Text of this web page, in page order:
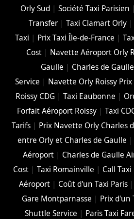
Orly Sud| Société Taxi Parisien |
Transfer| Taxi Clamart Orly|
Taxi | Prix Taxi Île-de-France |
Cost| Navette Aéroport Orly
Gaulle | Charles de
Service | Navette Orly Roissy Prix
Roissy CDG |Taxi Eaubonne |
Forfait Aéroport Roissy |Taxi
Tarifs | Prix Navette Orly Charles
entre Orly et Charles de Gaulle
Aéroport| Charles de Gaulle
Cost |Taxi Romainville | Call Taxi
Aéroport| Coût d'un Taxi Paris|
Gare Montparnasse | Prix d'un
Shuttle Service | Paris Taxi